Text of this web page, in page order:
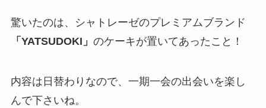
驚いたのは、シャトレーゼのプレミアムブランド
「YATSUDOKI」 のケーキが置いてあったこと！
内容は日替わりなので、一期一会の出会いを楽し
んで下さいね。